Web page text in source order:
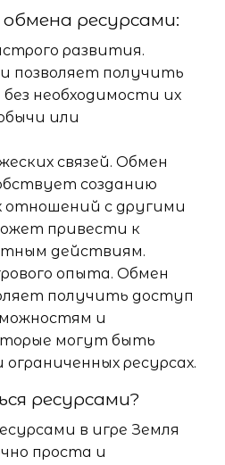
ресурсами:
развития.
позволяет получить
необходимости их
или
связей. Обмен
созданию
отношений с другими
привести к
действиям.
опыта. Обмен
получить доступ
и
могут быть
ресурсах.
ресурсами?
в игре Земля
проста и